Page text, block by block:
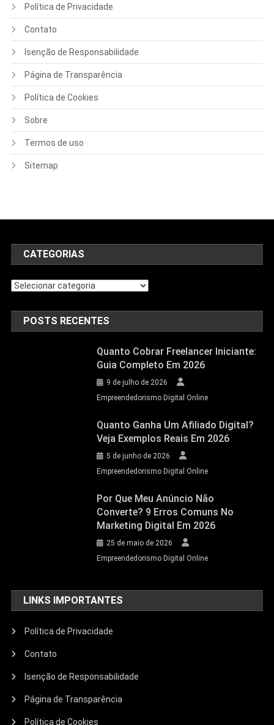
Política de Privacidade
Contato
Isenção de Responsabilidade
Página de Transparência
Política de Cookies
Sobre
Termos de uso
Sitemap
CATEGORIAS
POSTS RECENTES
Quanto Cobrar Freelancer Iniciante:
Guia Completo Em 2026
9 de julho de 2026
Empreendedorismo Digital Online
Quanto Ganha Um Afiliado Digital?
Veja Exemplos Reais Em 2026
5 de junho de 2026
Empreendedorismo Digital Online
Por Que Meu Anúncio Não
Converte? 9 Erros Comuns No
Marketing Digital Em 2026
25 de maio de 2026
Empreendedorismo Digital Online
LINKS IMPORTANTES
Política de Privacidade
Contato
Isenção de Responsabilidade
Página de Transparência
Política de Cookies